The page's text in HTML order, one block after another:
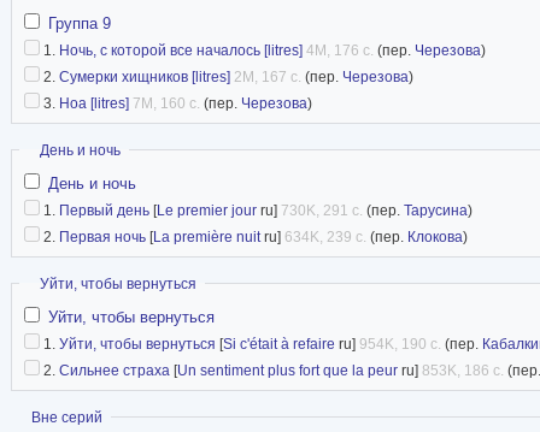
Группа 9
1. Ночь, с которой все началось [litres] 4M, 176 с. (пер. Черезова)
2. Сумерки хищников [litres] 2M, 167 с. (пер. Черезова)
3. Ноа [litres] 7M, 160 с. (пер. Черезова)
Скрыть
День и ночь
День и ночь
1. Первый день [Le premier jour ru] 730K, 291 с. (пер. Тарусина)
2. Первая ночь [La première nuitru] 634K, 239 с. (пер. Клокова)
Скрыть
Уйти, чтобы вернуться
Уйти, чтобы вернуться
1. Уйти, чтобы вернуться [Si c'était à refaire ru] 954K, 190 с. (пер.
2. Сильнее страха [Un sentiment plus fort que la peur ru] 853K, 186 с.
Показать
Вне серий